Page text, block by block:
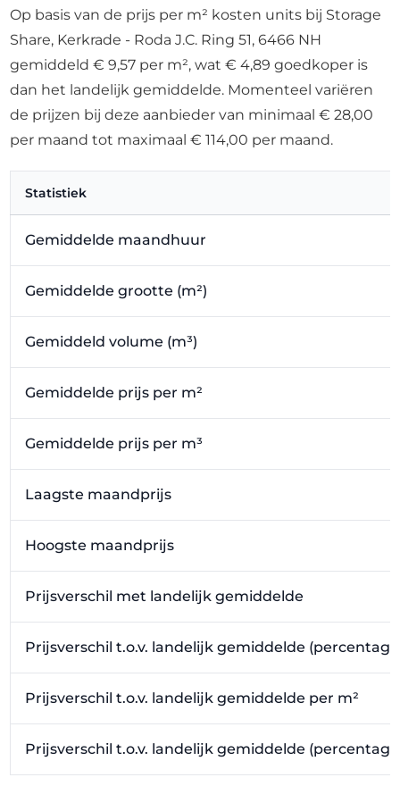
Op basis van de prijs per m² kosten units bij Storage
Share, Kerkrade - Roda J.C. Ring 51, 6466 NH
gemiddeld € 9,57 per m², wat € 4,89 goedkoper is
dan het landelijk gemiddelde. Momenteel variëren
de prijzen bij deze aanbieder van minimaal € 28,00
per maand tot maximaal € 114,00 per maand.
Statistiek
Gemiddelde maandhuur
Gemiddelde grootte (m²)
Gemiddeld volume (m³)
Gemiddelde prijs per m²
Gemiddelde prijs per m³
Laagste maandprijs
Hoogste maandprijs
Prijsverschil met landelijk gemiddelde
Prijsverschil t.o.v. landelijk gemiddelde
Prijsverschil t.o.v. landelijk gemiddelde per m²
Prijsverschil t.o.v. landelijk gemiddelde